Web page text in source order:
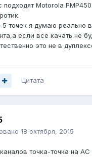
Motorola
точек я думаю реально
если все качать не
это не в
Цитата
18 октября, 2015
точка-точка на